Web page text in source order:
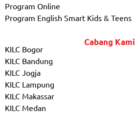
Program Online
Program English Smart Kids & Teens
Cabang Kami
KILC Bogor
KILC Bandung
KILC Jogja
KILC Lampung
KILC Makassar
KILC Medan